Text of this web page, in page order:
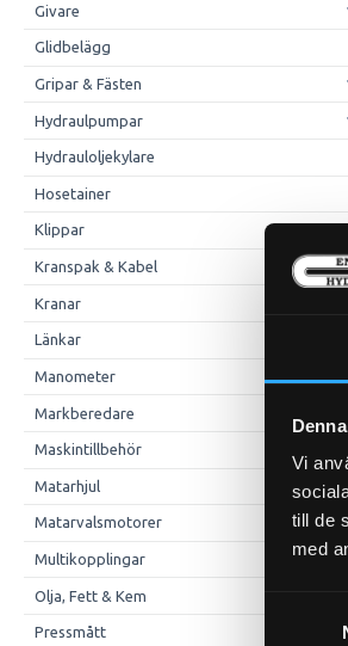
Vi
till de
med
Givare
Glidbelägg
Gripar & Fästen
Hydraulpumpar
Hydrauloljekylare
Hosetainer
Klippar
Kranspak & Kabel
Kranar
Länkar
Manometer
Markberedare
Maskintillbehör
Matarhjul
Matarvalsmotorer
Multikopplingar
Olja, Fett & Kem
Pressmått